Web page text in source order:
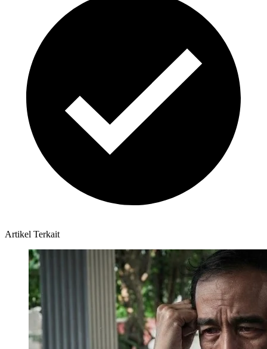
Artikel Terkait